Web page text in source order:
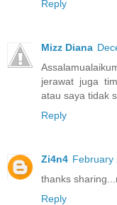
Reply
Mizz Diana
jerawat juga
atau saya tidak
Reply
Zi4n4 February
thanks
Reply